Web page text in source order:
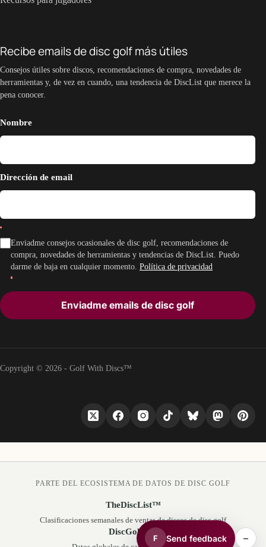
Recibe emails de disc golf más útiles
Consejos útiles sobre discos, recomendaciones de compra, novedades de
herramientas y, de vez en cuando, una tendencia de DiscList que merece la
pena conocer.
Nombre
Dirección de email
Enviadme consejos ocasionales de disc golf, recomendaciones de
compra, novedades de herramientas y tendencias de DiscList. Puedo
darme de baja en cualquier momento. Política de privacidad
Enviadme emails de disc golf
Copyright © 2026 - Golf With Discs™
F Send feedback –
PARTE DEL ECOSISTEMA DE DATOS DE DISC GOLF
TheDiscList™
Clasificaciones semanales de ventas de discos de disc golf
DiscGolfAPI